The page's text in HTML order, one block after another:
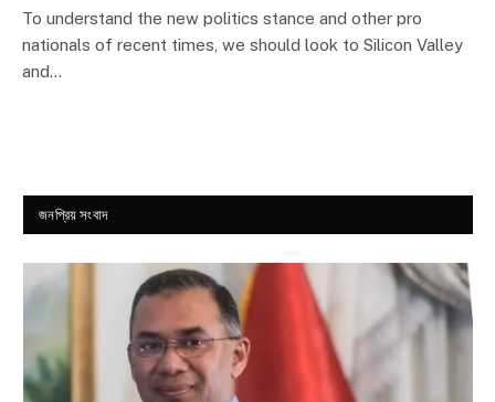
To understand the new politics stance and other pro
nationals of recent times, we should look to Silicon Valley
and…
জনপ্রিয় সংবাদ